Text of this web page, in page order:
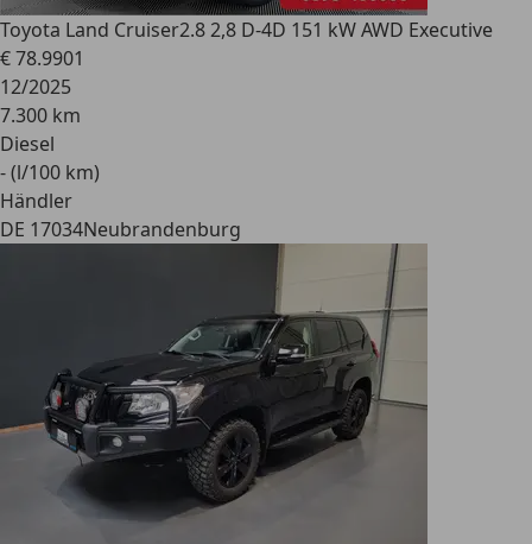
Toyota Land Cruiser2.8 2,8 D-4D 151 kW AWD Executive
€ 78.9901
12/2025
7.300 km
Diesel
- (l/100 km)
Händler
DE 17034Neubrandenburg